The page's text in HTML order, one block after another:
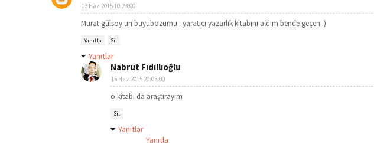
13 Haz 2015 10:23:00
Murat gülsoy un buyubozumu : yaratıcı yazarlık kitabını aldım bende geçen :)
Yanıtla Sil
Yanıtlar
Nabrut Fıdıllıoğlu
15 Haz 2015 20:03:00
o kitabı da araştırayım
Sil
Yanıtlar
Yanıtla